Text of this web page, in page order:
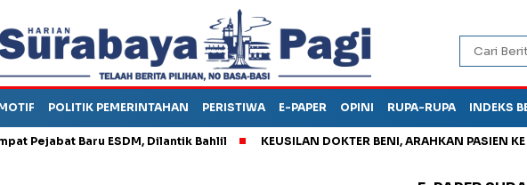
POLITIK PEMERINTAHAN PERISTIWA E-PAPER OPINI RUPA-RUPA INDEKS
Baru ESDM, Dilantik Bahlil KEUSILAN DOKTER BENI, ARAHKAN PASIEN KE